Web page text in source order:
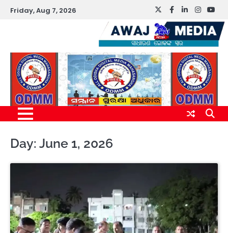
SkipFriday, Aug 7, 2026 TwitterFacebook
LinkedIn
Day: June 1, 2026